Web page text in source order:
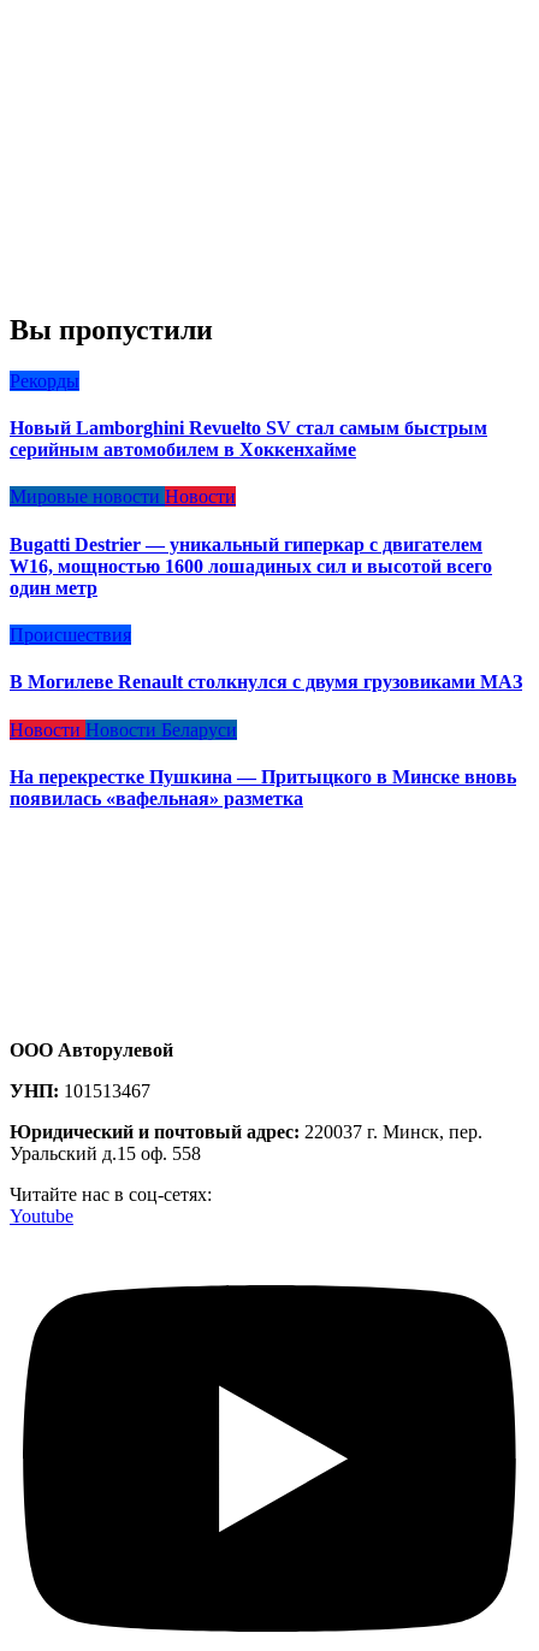
Вы пропустили
Рекорды
Новый Lamborghini Revuelto SV стал самым быстрым
серийным автомобилем в Хоккенхайме
Мировые новости Новости
Bugatti Destrier — уникальный гиперкар с двигателем
W16, мощностью 1600 лошадиных сил и высотой всего
один метр
Происшествия
В Могилеве Renault столкнулся с двумя грузовиками МАЗ
Новости Новости Беларуси
На перекрестке Пушкина — Притыцкого в Минске вновь
появилась «вафельная» разметка
ООО Авторулевой
УНП: 101513467
Юридический и почтовый адрес: 220037 г. Минск, пер.
Уральский д.15 оф. 558
Читайте нас в соц-сетях:
Youtube